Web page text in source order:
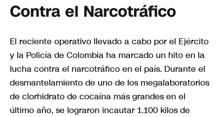
Contra el Narcotráfico
El reciente operativo llevado a cabo por el Ejército
y la Policía de Colombia ha marcado un hito en la
lucha contra el narcotráfico en el país. Durante el
desmantelamiento de uno de los megalaboratorios
de clorhidrato de cocaína más grandes en el
último año, se lograron incautar 1.100 kilos de